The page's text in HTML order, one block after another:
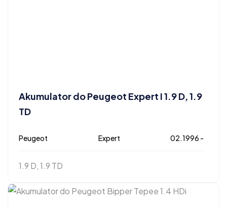
Akumulator do Peugeot Expert I 1.9 D, 1.9
TD
Peugeot Expert 02.1996 -
1.9 D, 1.9 TD